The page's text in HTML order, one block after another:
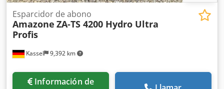
Kassel 9,392 km
Esparcidor de abono
Amazone ZA-TS 4200 Hydro Ultra
Profis
Información de